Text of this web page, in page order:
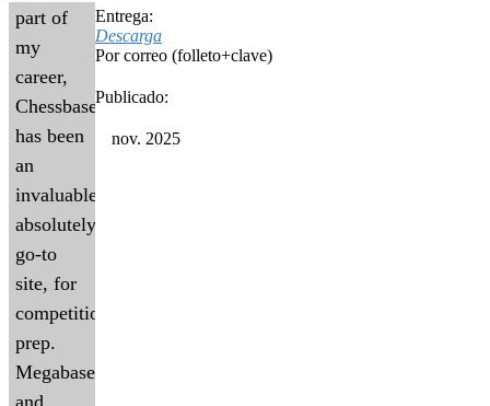
Entrega:
Descarga
Por correo (folleto+clave)
Publicado:
nov. 2025
part of
my
career,
Chessbase
has been
an
invaluable,
absolutely
go-to
site, for
competition
prep.
Megabase
and